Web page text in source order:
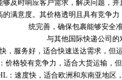
够及时响应客户需求，解决问题，
满意度。其价格透明且具有竞争
统完善，确保包裹能够安全
与其他国际快递公司的
，服务好，适合快速送达需求，但
价格较有竞争力，适合大货运输，
：速度快，适合欧洲和东南亚地区